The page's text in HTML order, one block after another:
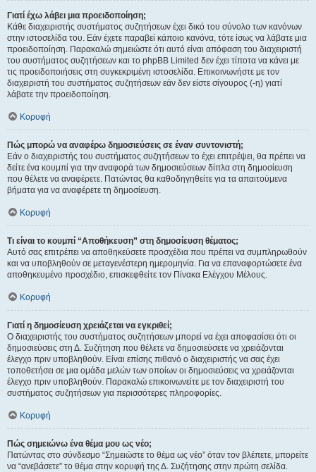
Γιατί έχω λάβει μια προειδοποίηση;
Κάθε διαχειριστής συστήματος συζητήσεων έχει δικό του σύνολο των κανόνων
στην ιστοσελίδα του. Εάν έχετε παραβεί κάποιο κανόνα, τότε ίσως να λάβατε μια
προειδοποίηση. Παρακαλώ σημειώστε ότι αυτό είναι απόφαση του διαχειριστή
του συστήματος συζητήσεων και το phpBB Limited δεν έχει τίποτα να κάνει με
τις προειδοποιήσεις στη συγκεκριμένη ιστοσελίδα. Επικοινωνήστε με τον
διαχειριστή του συστήματος συζητήσεων εάν δεν είστε σίγουρος (-η) γιατί
λάβατε την προειδοποίηση.
Κορυφή
Πώς μπορώ να αναφέρω δημοσιεύσεις σε έναν συντονιστή;
Εάν ο διαχειριστής του συστήματος συζητήσεων το έχει επιτρέψει, θα πρέπει να
δείτε ένα κουμπί για την αναφορά των δημοσιεύσεων δίπλα στη δημοσίευση
που θέλετε να αναφέρετε. Πατώντας θα καθοδηγηθείτε για τα απαιτούμενα
βήματα για να αναφέρετε τη δημοσίευση.
Κορυφή
Τι είναι το κουμπί “Αποθήκευση” στη δημοσίευση θέματος;
Αυτό σας επιτρέπει να αποθηκεύσετε προσχέδια που πρέπει να συμπληρωθούν
και να υποβληθούν σε μεταγενέστερη ημερομηνία. Για να επαναφορτώσετε ένα
αποθηκευμένο προσχέδιο, επισκεφθείτε τον Πίνακα Ελέγχου Μέλους.
Κορυφή
Γιατί η δημοσίευση χρειάζεται να εγκριθεί;
Ο διαχειριστής του συστήματος συζητήσεων μπορεί να έχει αποφασίσει ότι οι
δημοσιεύσεις στη Δ. Συζήτηση που θέλετε να δημοσιεύσετε να χρειάζονται
έλεγχο πριν υποβληθούν. Είναι επίσης πιθανό ο διαχειριστής να σας έχει
τοποθετήσει σε μια ομάδα μελών των οποίων οι δημοσιεύσεις να χρειάζονται
έλεγχο πριν υποβληθούν. Παρακαλώ επικοινωνείτε με τον διαχειριστή του
συστήματος συζητήσεων για περισσότερες πληροφορίες.
Κορυφή
Πώς σημειώνω ένα θέμα μου ως νέο;
Πατώντας στο σύνδεσμο “Σημειώστε το θέμα ως νέο” όταν τον βλέπετε, μπορείτε
να “ανεβάσετε” το θέμα στην κορυφή της Δ. Συζήτησης στην πρώτη σελίδα.